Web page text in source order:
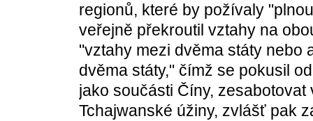
regionů, které by požívaly
veřejně překroutil vztahy na
"vztahy mezi dvěma státy nebo
dvěma státy," čímž se pokusil
jako součásti Číny,
Tchajwanské úžiny, zvlášť pak